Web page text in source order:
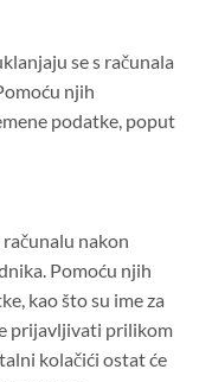
se s računala
njih
podatke, poput
nakon
Pomoću njih
kao što su ime za
prijavljivati prilikom
kolačići ostat će